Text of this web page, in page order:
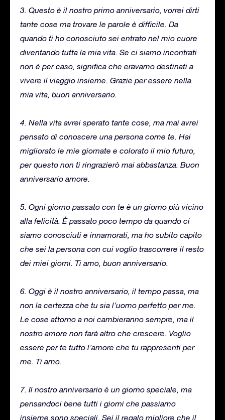
3. Questo è il nostro primo anniversario, vorrei dirti
tante cose ma trovare le parole è difficile. Da
quando ti ho conosciuto sei entrato nel mio cuore
diventando tutta la mia vita. Se ci siamo incontrati
non è per caso, significa che eravamo destinati a
vivere il viaggio insieme. Grazie per essere nella
mia vita, buon anniversario.
4. Nella vita avrei sperato tante cose, ma mai avrei
pensato di conoscere una persona come te. Hai
migliorato le mie giornate e colorato il mio futuro,
per questo non ti ringrazierò mai abbastanza. Buon
anniversario amore.
5. Ogni giorno passato con te è un giorno più vicino
alla felicità. È passato poco tempo da quando ci
siamo conosciuti e innamorati, ma ho subito capito
che sei la persona con cui voglio trascorrere il resto
dei miei giorni. Ti amo, buon anniversario.
6. Oggi è il nostro anniversario, il tempo passa, ma
non la certezza che tu sia l’uomo perfetto per me.
Le cose attorno a noi cambieranno sempre, ma il
nostro amore non farà altro che crescere. Voglio
essere per te tutto l’amore che tu rappresenti per
me. Ti amo.
7. Il nostro anniversario è un giorno speciale, ma
pensandoci bene tutti i giorni che passiamo
insieme sono speciali. Sei il regalo migliore che il